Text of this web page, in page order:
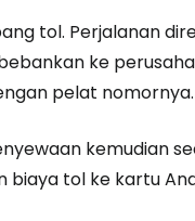
tol. Perjalanan
ke
pelat nomornya.
kemudian
biaya tol ke kartu